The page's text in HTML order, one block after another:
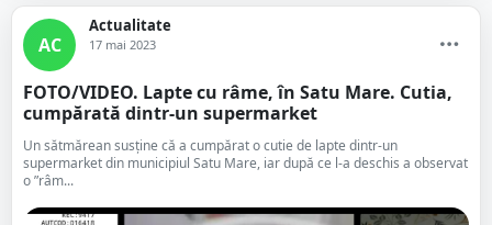
AC
Actualitate
17 mai 2023
FOTO/VIDEO. Lapte cu râme, în Satu Mare. Cutia,
cumpărată dintr-un supermarket
Un sătmărean susține că a cumpărat o cutie de lapte dintr-un
supermarket din municipiul Satu Mare, iar după ce l-a deschis a observat
o ”râm...